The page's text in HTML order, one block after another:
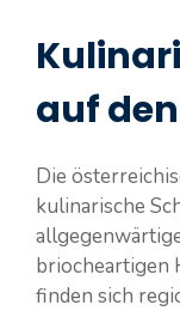
auf
Die
kulinarische
briocheartigen
finden sich